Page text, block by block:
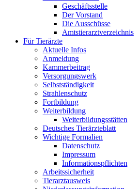
Geschäftsstelle
Der Vorstand
Die Ausschüsse
Amtstierarztverzeichnis
Für Tierärzte
Aktuelle Infos
Anmeldung
Kammerbeitrag
Versorgungswerk
Selbstständigkeit
Strahlenschutz
Fortbildung
Weiterbildung
Weiterbildungsstätten
Deutsches Tierärzteblatt
Wichtige Formalien
Datenschutz
Impressum
Informationspflichten
Arbeitssicherheit
Tierarztausweis